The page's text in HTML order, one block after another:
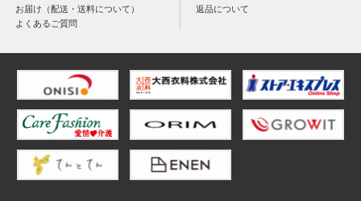
お届け（配送・送料について）
返品について
よくあるご質問